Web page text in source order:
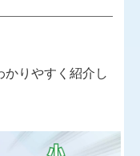
かりやすく紹介し